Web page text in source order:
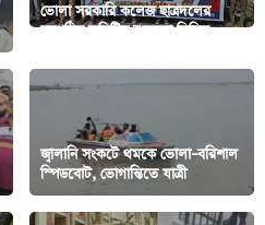
ভোলা সরকারি কলেজ ছাত্রদলের
নবগঠিত কমিটির শুভেচ্ছা মিছিল
জ্বালানি সংকটে থমকে ভোলা–বরিশাল
স্পিডবোট, ভোগান্তিতে যাত্রী